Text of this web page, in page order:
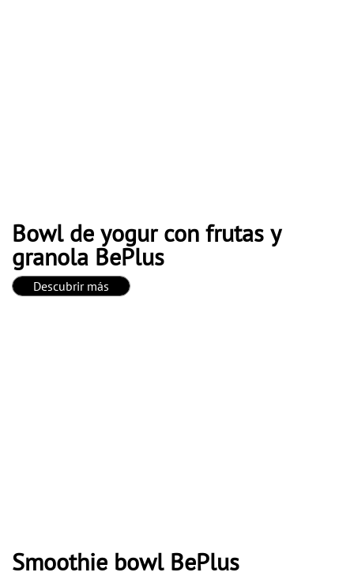
Bowl de yogur con frutas y
granola BePlus
Descubrir más
Smoothie bowl BePlus